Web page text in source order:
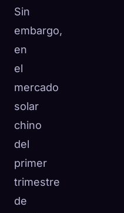
Sin
embargo,
en
el
mercado
solar
chino
del
primer
trimestre
de